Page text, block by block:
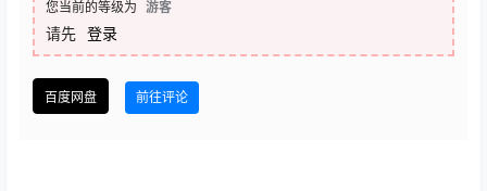
您当前的等级为 游客
请先 登录
百度网盘 前往评论